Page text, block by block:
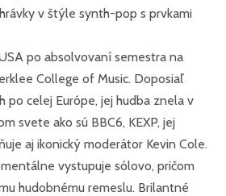
v štýle synth-pop s prvkami
po absolvovaní semestra na
College of Music. Doposiaľ
po celej Európe, jej hudba znela v
svete ako sú BBC6, KEXP, jej
aj ikonický moderátor Kevin Cole.
vystupuje sólovo, pričom
hudobnému remeslu. Brilantné